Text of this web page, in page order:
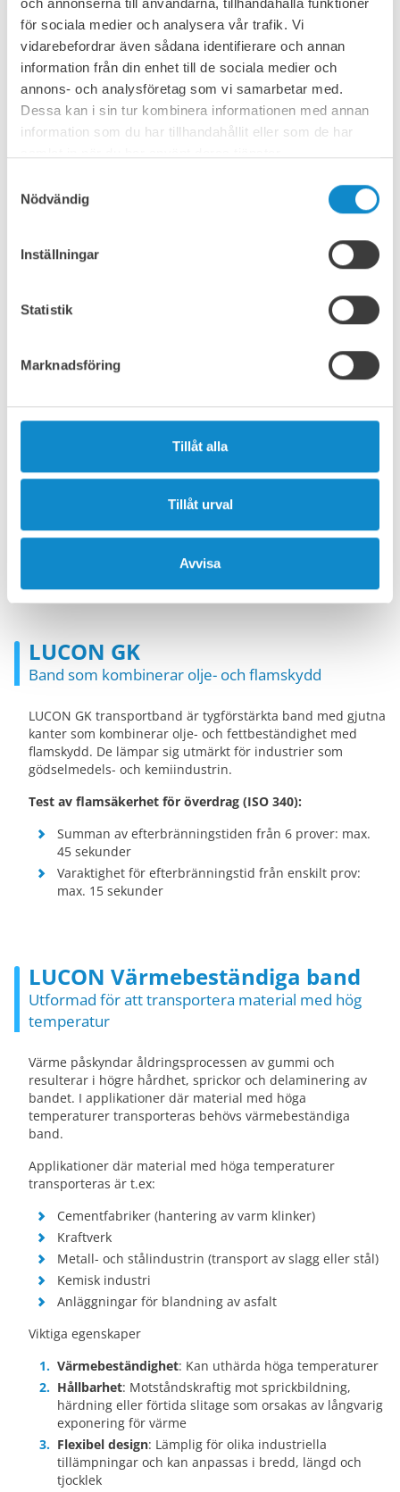
och annonserna till användarna, tillhandahålla funktioner
för sociala medier och analysera vår trafik. Vi
vidarebefordrar även sådana identifierare och annan
information från din enhet till de sociala medier och
annons- och analysföretag som vi samarbetar med.
Dessa kan i sin tur kombinera informationen med annan
information som du har tillhandahållit eller som de har
Nödvändig
Inställningar
Statistik
Marknadsföring
Tillåt alla
Tillåt urval
Avvisa
Summan av efterbränningstiden från 6 prover: max.
45 sekunder
Varaktighet för efterbränningstid från enskilt prov:
max. 15 sekunder
Maximalt elektriskt motstånd (ISO 284):
LUCON W
För transport av mycket slipande bulkmaterial
LUCON W är en kvalitet som kan användas i sand-, grus-
och cementtillämpningar, inom stålindustrin, i hamnar,
specialgummi motstår små och vassa, slipande material
LUCON NQ Grip Top
LUCON NQ Grip Top band är tillverkade med normala
LuCon NQ vävar, förstärkta med en strukturerad yta. Den
strukturerade gummiytan gör att materialet får bättre
transporteras i en lutning på 20 till 35°.
LUCON GK
Band som kombinerar olje- och flamskydd
LUCON GK transportband är tygförstärkta band med gjutna
kanter som kombinerar olje- och fettbeständighet med
flamskydd. De lämpar sig utmärkt för industrier som
gödselmedels- och kemiindustrin.
Test av flamsäkerhet för överdrag (ISO 340):
Summan av efterbränningstiden från 6 prover: max.
45 sekunder
Varaktighet för efterbränningstid från enskilt prov:
max. 15 sekunder
LUCON Värmebeständiga band
Utformad för att transportera material med hög
temperatur
Värme påskyndar åldringsprocessen av gummi och
resulterar i högre hårdhet, sprickor och delaminering av
bandet. I applikationer där material med höga
temperaturer transporteras behövs värmebeständiga
band.
Applikationer där material med höga temperaturer
transporteras är t.ex:
Cementfabriker (hantering av varm klinker)
Kraftverk
Metall- och stålindustrin (transport av slagg eller stål)
Kemisk industri
Anläggningar för blandning av asfalt
Viktiga egenskaper
Värmebeständighet: Kan uthärda höga temperaturer
Hållbarhet: Motståndskraftig mot sprickbildning,
härdning eller förtida slitage som orsakas av långvarig
exponering för värme
Flexibel design: Lämplig för olika industriella
tillämpningar och kan anpassas i bredd, längd och
tjocklek